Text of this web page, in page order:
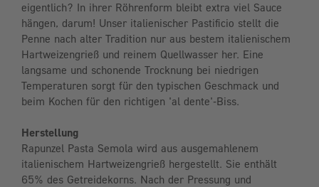
eigentlich? In ihrer Röhrenform bleibt extra viel Sauce
hängen, darum! Unser italienischer Pastificio stellt die
Penne nach alter Tradition nur aus bestem italienischem
Hartweizengrieß und reinem Quellwasser her. Eine
langsame und schonende Trocknung bei niedrigen
Temperaturen sorgt für den typischen Geschmack und
beim Kochen für den richtigen 'al dente'-Biss.
Herstellung
Rapunzel Pasta Semola wird aus ausgemahlenem
italienischem Hartweizengrieß hergestellt. Sie enthält
65% des Getreidekorns. Nach der Pressung und